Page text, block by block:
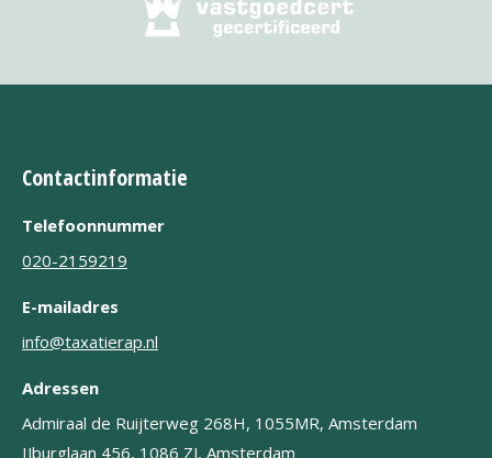
Contactinformatie
Telefoonnummer
020-2159219
E-mailadres
info@taxatierap.nl
Adressen
Admiraal de Ruijterweg 268H, 1055MR, Amsterdam
IJburglaan 456, 1086 ZJ, Amsterdam